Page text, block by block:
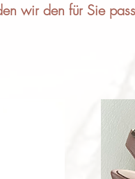
wir den für Sie